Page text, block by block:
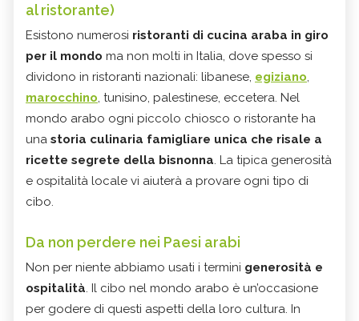
al ristorante)
Esistono numerosi ristoranti di cucina araba in giro
per il mondo ma non molti in Italia, dove spesso si
dividono in ristoranti nazionali: libanese, egiziano,
marocchino, tunisino, palestinese, eccetera. Nel
mondo arabo ogni piccolo chiosco o ristorante ha
una storia culinaria famigliare unica che risale a
ricette segrete della bisnonna. La tipica generosità
e ospitalità locale vi aiuterà a provare ogni tipo di
cibo.
Da non perdere nei Paesi arabi
Non per niente abbiamo usati i termini generosità e
ospitalità. Il cibo nel mondo arabo è un’occasione
per godere di questi aspetti della loro cultura. In